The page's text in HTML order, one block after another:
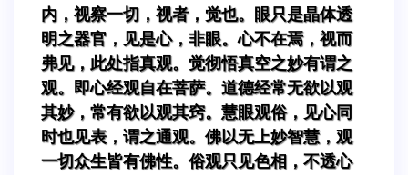
内，视察一切，视者，觉也。眼只是晶体透
明之器官，见是心，非眼。心不在焉，视而
弗见，此处指真观。觉彻悟真空之妙有谓之
观。即心经观自在菩萨。道德经常无欲以观
其妙，常有欲以观其窍。慧眼观俗，见心同
时也见表，谓之通观。佛以无上妙智慧，观
一切众生皆有佛性。俗观只见色相，不透心